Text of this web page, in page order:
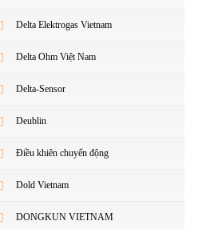
Delta Elektrogas Vietnam
Delta Ohm Việt Nam
Delta-Sensor
Deublin
Điều khiên chuyển động
Dold Vietnam
DONGKUN VIETNAM